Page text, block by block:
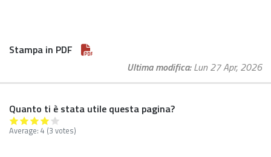
Stampa in PDF
Ultima modifica Lun 27 Apr, 2026
Quanto ti è stata utile questa pagina?
Average: 4 (3 votes)